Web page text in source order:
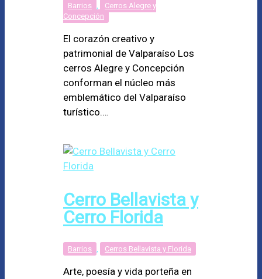
Barrios
Cerros Alegre y
Concepción
El corazón creativo y
patrimonial de Valparaíso Los
cerros Alegre y Concepción
conforman el núcleo más
emblemático del Valparaíso
turístico.…
Cerro Bellavista y
Cerro Florida
Barrios Cerros Bellavista y Florida
Arte, poesía y vida porteña en